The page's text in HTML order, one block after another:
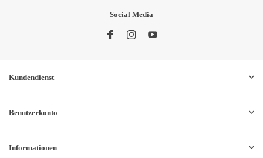
Social Media
Kundendienst
Benutzerkonto
Informationen